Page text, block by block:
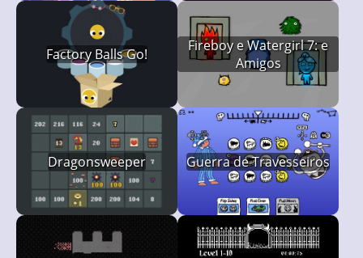
Factory Balls Go!
Fireboy e Watergirl 7: e
Amigos
Dragonsweeper Guerra de Travesseiros